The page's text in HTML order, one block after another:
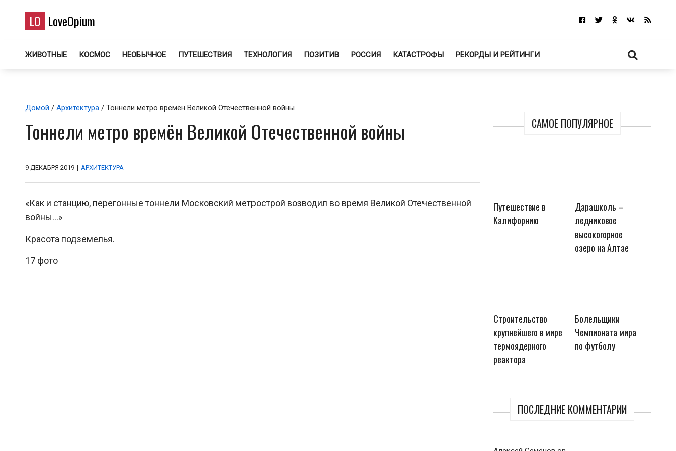
LO LoveOpium
ЖИВОТНЫЕ КОСМОС НЕОБЫЧНОЕ ПУТЕШЕСТВИЯ ТЕХНОЛОГИЯ ПОЗИТИВ РОССИЯ КАТАСТРОФЫ РЕКОРДЫ И РЕЙТИНГИ
САМОЕ ПОПУЛЯРНОЕ
Путешествие в
Калифорнию
Дарашколь –
ледниковое
высокогорное
озеро на Алтае
Строительство
крупнейшего в мире
термоядерного
реактора
Болельщики
Чемпионата мира
по футболу
ПОСЛЕДНИЕ КОММЕНТАРИИ
Домой / Архитектура / Тоннели метро времён Великой Отечественной войны
Тоннели метро времён Великой Отечественной войны
9 ДЕКАБРЯ 2019 | АРХИТЕКТУРА
«Как и станцию, перегонные тоннели Московский метрострой возводил во время Великой Отечественной
войны…»
Красота подземелья.
17 фото